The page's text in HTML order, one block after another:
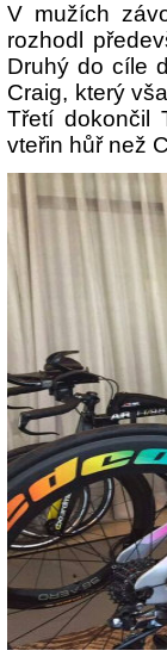
V mužích
rozhodl
Druhý do cíle
Craig, který
Třetí dokončil
vteřin hůř než